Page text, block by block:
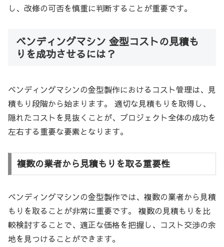
し、改修の可否を慎重に判断することが重要です。
ベンディングマシン 金型コストの見積も
りを成功させるには？
ベンディングマシンの金型製作におけるコスト管理は、見
積もり段階から始まります。 適切な見積もりを取得し、
隠れたコストを見抜くことが、プロジェクト全体の成功を
左右する重要な要素となります。
複数の業者から見積もりを取る重要性
ベンディングマシンの金型製作では、複数の業者から見積
もりを取ることが非常に重要です。 複数の見積もりを比
較検討することで、適正な価格を把握し、コスト交渉の余
地を見つけることができます。